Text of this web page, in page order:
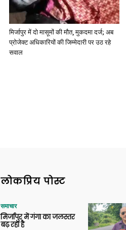
मिर्जापुर में दो मासूमों की मौत, मुकदमा दर्ज; अब
प्रोजेक्ट अधिकारियों की जिम्मेदारी पर उठ रहे
सवाल
लोकप्रिय पोस्ट
समाचार
मिर्जापुर में गंगा का जलस्तर
बढ़ रहा है